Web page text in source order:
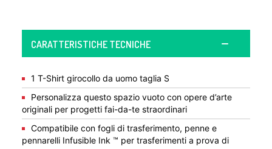
CARATTERISTICHE TECNICHE
1 T-Shirt girocollo da uomo taglia S
Personalizza questo spazio vuoto con opere d’arte
originali per progetti fai-da-te straordinari
Compatibile con fogli di trasferimento, penne e
pennarelli Infusible Ink ™ per trasferimenti a prova di